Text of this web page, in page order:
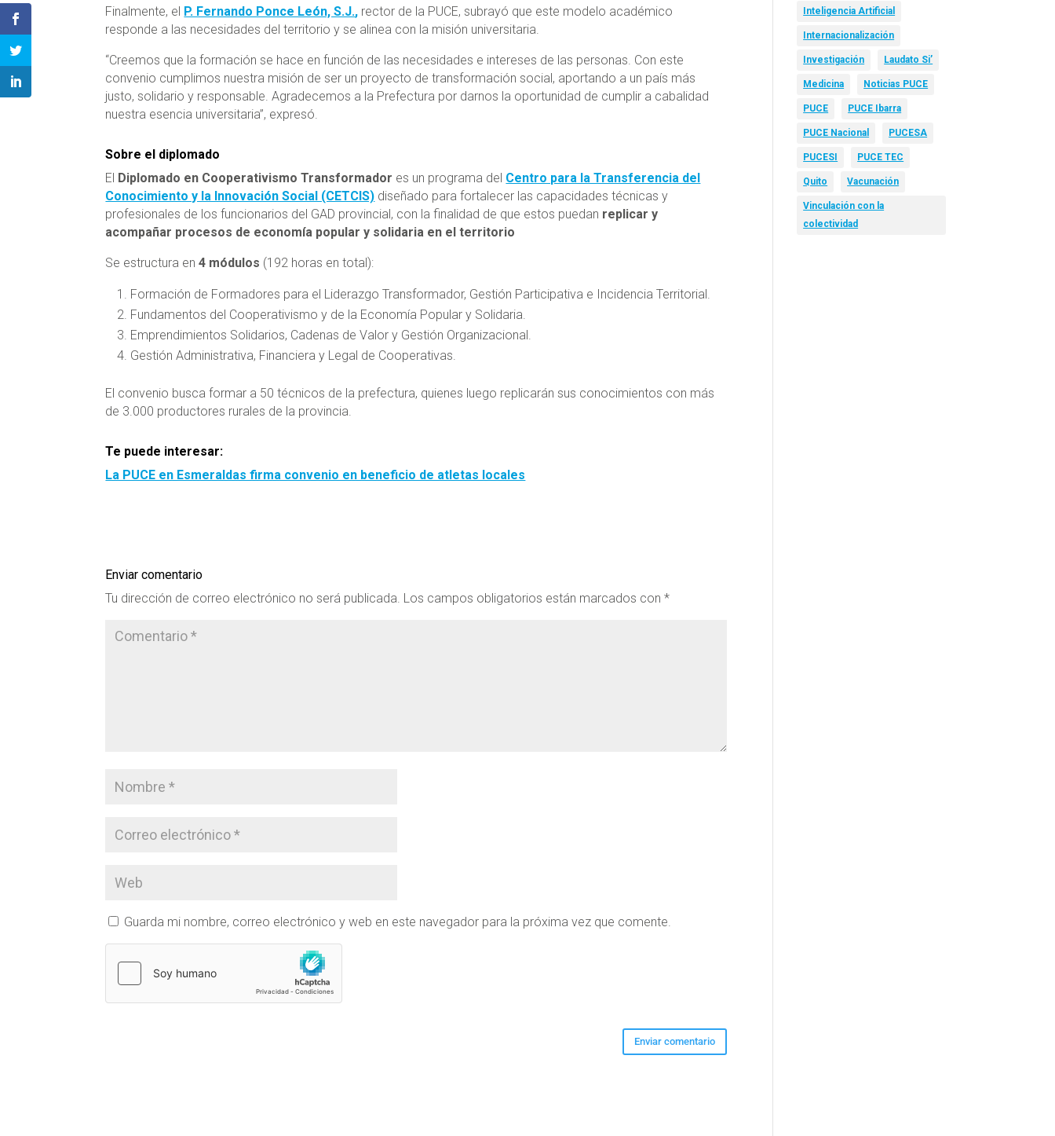
Finalmente, el P. Fernando Ponce León, S.J., rector de la PUCE, subrayó que este modelo académico
responde a las necesidades del territorio y se alinea con la misión universitaria.
“Creemos que la formación se hace en función de las necesidades e intereses de las personas. Con este
convenio cumplimos nuestra misión de ser un proyecto de transformación social, aportando a un país más
justo, solidario y responsable. Agradecemos a la Prefectura por darnos la oportunidad de cumplir a cabalidad
nuestra esencia universitaria”, expresó.
Sobre el diplomado
El Diplomado en Cooperativismo Transformador es un programa del Centro para la Transferencia del
Conocimiento y la Innovación Social (CETCIS) diseñado para fortalecer las capacidades técnicas y
profesionales de los funcionarios del GAD provincial, con la finalidad de que estos puedan replicar y
acompañar procesos de economía popular y solidaria en el territorio
Se estructura en4 módulos (192 horas en total):
Formación de Formadores para el Liderazgo Transformador, Gestión Participativa e Incidencia Territorial.
Fundamentos del Cooperativismo y de la Economía Popular y Solidaria.
Emprendimientos Solidarios, Cadenas de Valor y Gestión Organizacional.
Gestión Administrativa, Financiera y Legal de Cooperativas.
El convenio busca formar a 50 técnicos de la prefectura, quienes luego replicarán sus conocimientos con más
de 3.000 productores rurales de la provincia.
Te puede interesar:
La PUCE en Esmeraldas firma convenio en beneficio de atletas locales
Enviar comentario
Tu dirección de correo electrónico no será publicada. Los campos obligatorios están marcados con*
Guarda mi nombre, correo electrónico y web en este navegador para la próxima vez que comente.
Inteligencia Artificial
Internacionalización
Investigación Laudato Si’
Medicina Noticias PUCE
PUCE PUCE Ibarra
PUCE Nacional PUCESA
PUCESI PUCE TEC
Quito Vacunación
Vinculación con la
colectividad